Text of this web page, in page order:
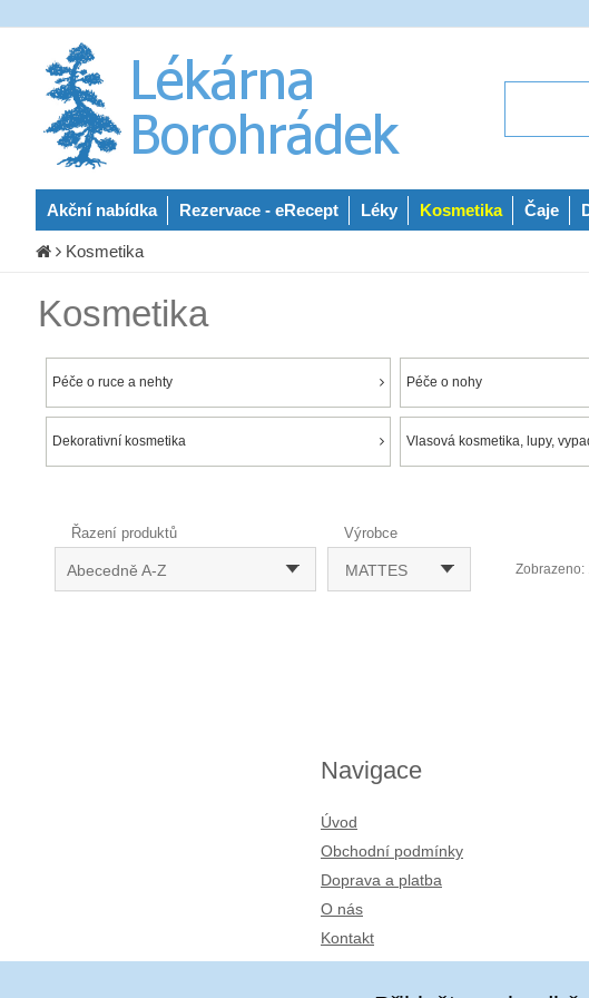
Akční nabídka Rezervace - eRecept Léky Kosmetika Čaje
Kosmetika
Kosmetika
Péče o ruce a nehty Péče o nohy
Dekorativní kosmetika Vlasová kosmetika, lupy,
Řazení produktů
Abecedně A-Z
Výrobce
MATTES Zobrazeno:
Navigace
Úvod
Obchodní podmínky
Doprava a platba
O nás
Kontakt